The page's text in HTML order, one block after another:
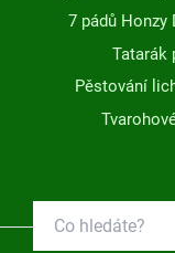
7 pádů Honzy
Tatarák
Pěstování